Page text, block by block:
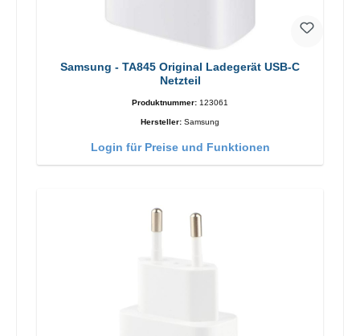
Samsung - TA845 Original Ladegerät USB-C
Netzteil
Produktnummer: 123061
Hersteller: Samsung
Login für Preise und Funktionen